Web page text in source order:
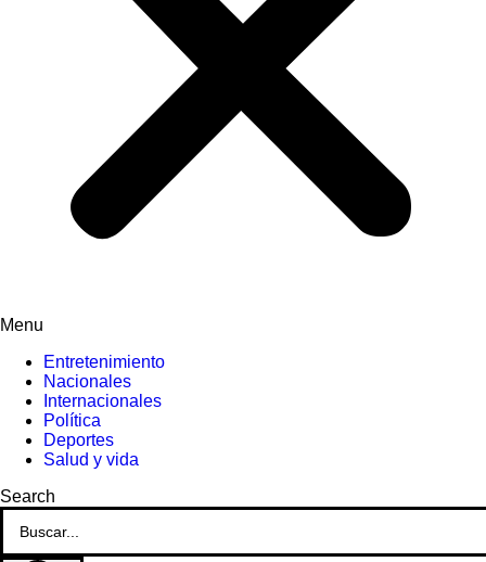
Menu
Entretenimiento
Nacionales
Internacionales
Política
Deportes
Salud y vida
Search